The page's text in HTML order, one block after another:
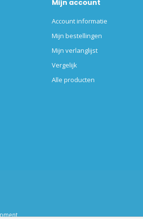
Mijn account
Account informatie
Mijn bestellingen
Mijn verlanglijst
Vergelijk
Alle producten